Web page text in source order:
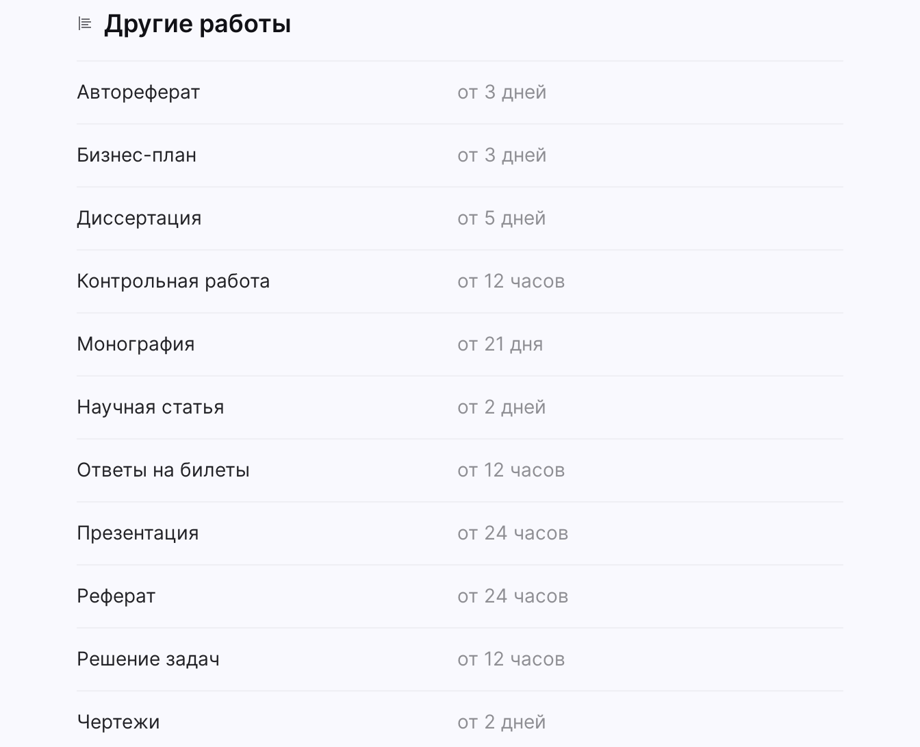
Другие работы
Автореферат от 3 дней
Бизнес-план от 3 дней
Диссертация от 5 дней
Контрольная работа от 12 часов
Монография от 21 дня
Научная статья от 2 дней
Ответы на билеты от 12 часов
Презентация от 24 часов
Реферат от 24 часов
Решение задач от 12 часов
Чертежи от 2 дней